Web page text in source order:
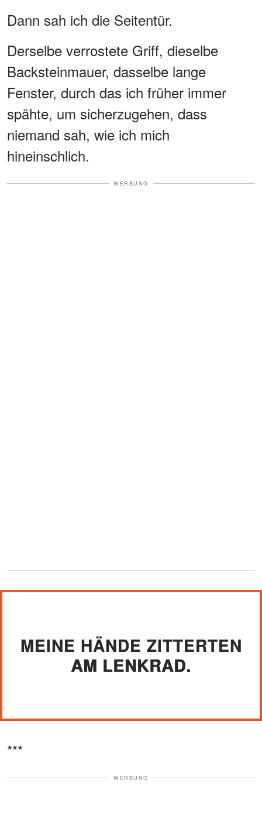
Dann sah ich die Seitentür.
Derselbe verrostete Griff, dieselbe
Backsteinmauer, dasselbe lange
Fenster, durch das ich früher immer
spähte, um sicherzugehen, dass
niemand sah, wie ich mich
hineinschlich.
WERBUNG
MEINE HÄNDE ZITTERTEN
AM LENKRAD.
***
WERBUNG